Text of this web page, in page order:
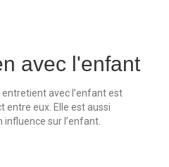
avec l'enfant
entretient avec l’enfant est
entre eux. Elle est aussi
sur l’enfant.